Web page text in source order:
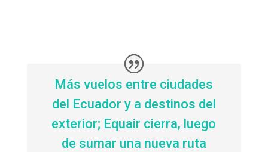
Más vuelos entre ciudades
del Ecuador y a destinos del
exterior; Equair cierra, luego
de sumar una nueva ruta